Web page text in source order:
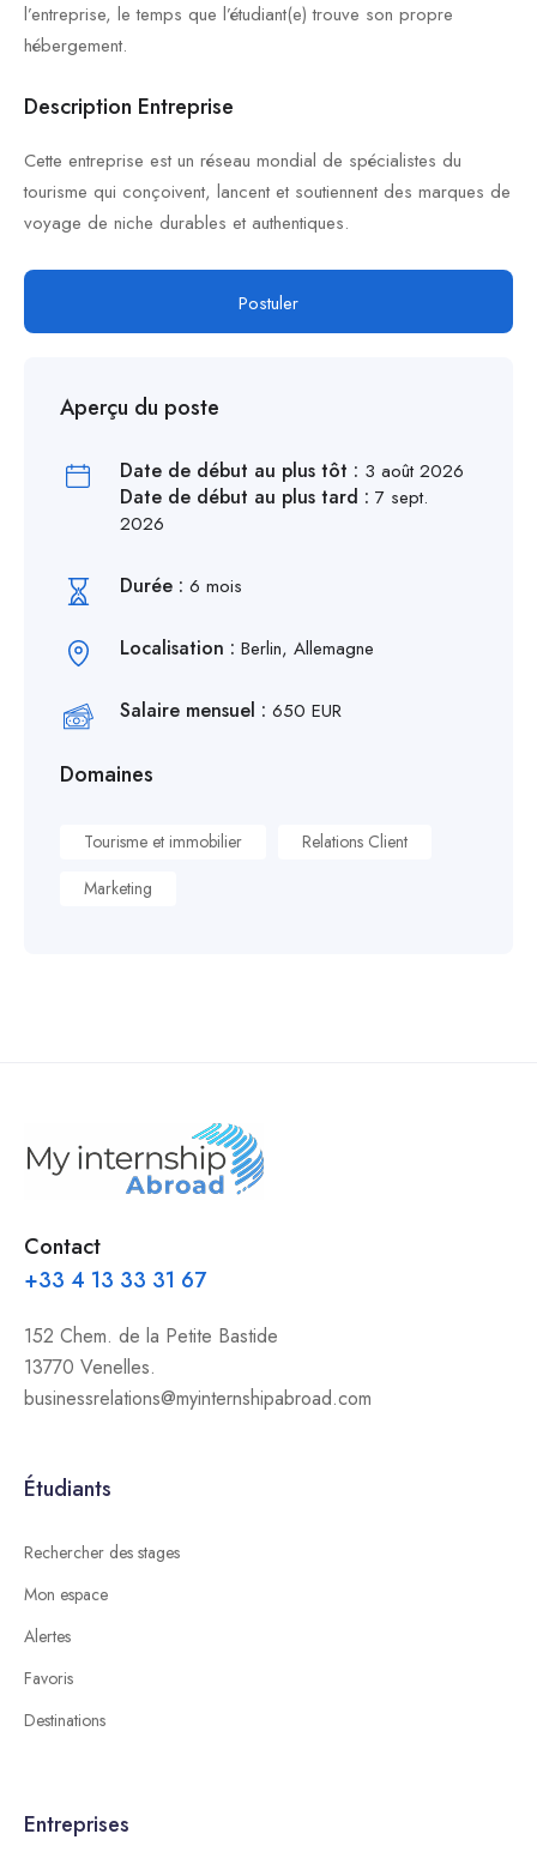
l’entreprise, le temps que l’étudiant(e) trouve son propre
hébergement.
Description Entreprise
Cette entreprise est un réseau mondial de spécialistes du
tourisme qui conçoivent, lancent et soutiennent des marques de
voyage de niche durables et authentiques.
Postuler
Aperçu du poste
Date de début au plus tôt : 3 août 2026
Date de début au plus tard : 7 sept.
2026
Durée : 6 mois
Localisation : Berlin, Allemagne
Salaire mensuel : 650 EUR
Domaines
Tourisme et immobilier
Relations Client
Marketing
Contact
+33 4 13 33 31 67
152 Chem. de la Petite Bastide
13770 Venelles.
businessrelations@myinternshipabroad.com
Étudiants
Rechercher des stages
Mon espace
Alertes
Favoris
Destinations
Entreprises